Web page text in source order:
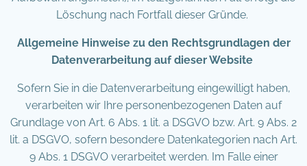
Löschung nach Fortfall dieser Gründe.
Allgemeine Hinweise zu den Rechtsgrundlagen der
Datenverarbeitung auf dieser Website
Sofern Sie in die Datenverarbeitung eingewilligt haben,
verarbeiten wir Ihre personenbezogenen Daten auf
Grundlage von Art. 6 Abs. 1 lit. a DSGVO bzw. Art. 9 Abs. 2
lit. a DSGVO, sofern besondere Datenkategorien nach Art.
9 Abs. 1 DSGVO verarbeitet werden. Im Falle einer